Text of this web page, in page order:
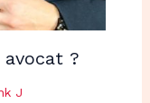
?
J